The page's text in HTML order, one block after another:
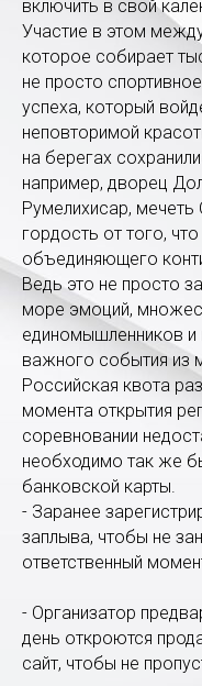
включить в свой
Участие в этом
которое собирает
не просто
успеха, который
неповторимой
на берегах
например, дворец
Румелихисар, мечеть
гордость от того,
объединяющего
Ведь это не просто
море эмоций,
единомышленников
важного события из
Российская квота
момента открытия
соревновании
необходимо так же
банковской карты.
- Заранее
заплыва, чтобы не
ответственный
- Организатор
день откроются
сайт, чтобы не